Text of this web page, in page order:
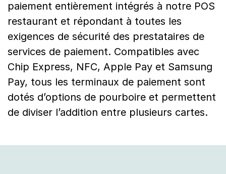
paiement entièrement intégrés à notre POS
restaurant et répondant à toutes les
exigences de sécurité des prestataires de
services de paiement. Compatibles avec
Chip Express, NFC, Apple Pay et Samsung
Pay, tous les terminaux de paiement sont
dotés d’options de pourboire et permettent
de diviser l’addition entre plusieurs cartes.